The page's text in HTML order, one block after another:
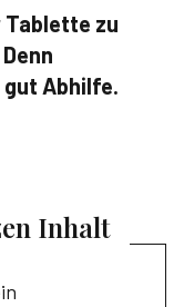
Tablette zu
Abhilfe.
Inhalt